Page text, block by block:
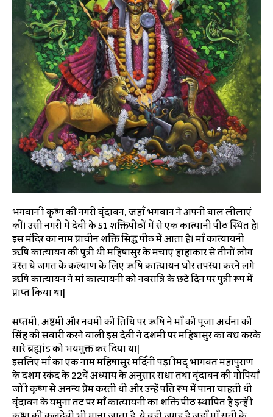
भगवान श्री कृष्ण की नगरी वृंदावन, जहाँ भगवान ने अपनी बाल लीलाएं
कीं। उसी नगरी में देवी के 51 शक्तिपीठों में से एक कात्यानी पीठ स्थित है।
इस मंदिर का नाम प्राचीन शक्ति सिद्ध पीठ में आता है। माँ कात्यायनी
ऋषि कात्यायन की पुत्री थी महिषासुर के मचाए हाहाकार से तीनों लोग
त्रस्त थे जगत के कल्याण के लिए ऋषि कात्यायन घोर तपस्या करने लगे
ऋषि कात्यायन ने मां कात्यायनी को नवरात्रि के छटे दिन पर पुत्री रूप में
प्राप्त किया था|
सप्तमी, अष्टमी और नवमी की तिथि पर ऋषि ने माँ की पूजा अर्चना की
सिंह की सवारी करने वाली इस देवी ने दशमी पर महिषासुर का वध करके
सारे ब्रह्मांड को भयमुक्त कर दिया था|
इसलिए माँ का एक नाम महिषासुर मर्दिनी पड़ा श्रीमद् भागवत महापुराण
के दशम स्कंद के 22वें अध्याय के अनुसार राधा तथा वृंदावन की गोपियाँ
जो श्री कृष्ण से अनन्य प्रेम करती थी और उन्हें पति रूप में पाना चाहती थी
वृंदावन के यमुना तट पर माँ कात्यायनी का शक्ति पीठ स्थापित है इन्हे श्री